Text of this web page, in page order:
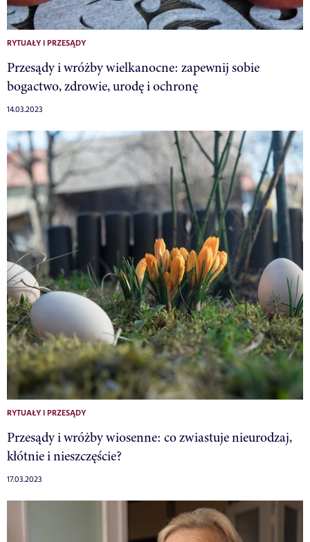
RYTUAŁY I PRZESĄDY
Przesądy i wróżby wielkanocne: zapewnij sobie
bogactwo, zdrowie, urodę i ochronę
14.03.2023
RYTUAŁY I PRZESĄDY
Przesądy i wróżby wiosenne: co zwiastuje nieurodzaj,
kłótnie i nieszczęście?
17.03.2023